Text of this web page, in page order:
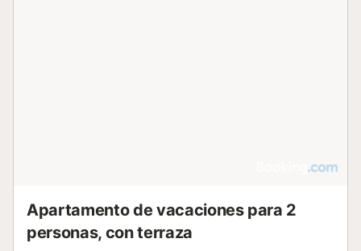
Apartamento de vacaciones para 2
personas, con terraza